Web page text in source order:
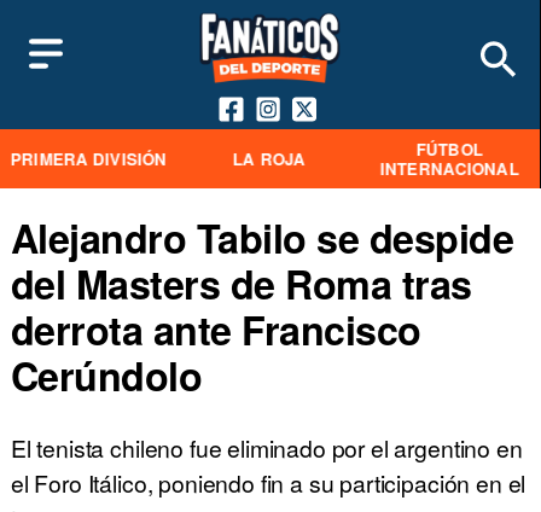
PRIMERA DIVISIÓN LA ROJA
FÚTBOL
INTERNACIONAL
Alejandro Tabilo se despide
del Masters de Roma tras
derrota ante Francisco
Cerúndolo
El tenista chileno fue eliminado por el argentino en
el Foro Itálico, poniendo fin a su participación en el